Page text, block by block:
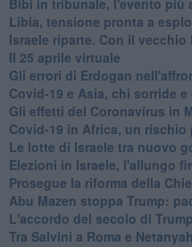
Libia, tensione pronta a
Israele riparte. Con il vecchio
Il 25 aprile virtuale
Gli errori di Erdogan
Covid-19 e Asia, chi sorride
Gli effetti del Coronavirus in
Covid-19 in Africa, un
Le lotte di Israele tra nuovo
Elezioni in Israele, l'allungo
Prosegue la riforma della
Abu Mazen stoppa Trump:
L'accordo del secolo di
Tra Salvini a Roma e